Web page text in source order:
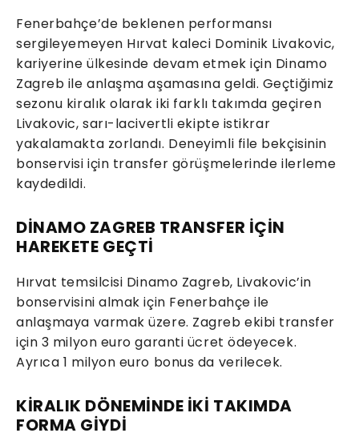
Fenerbahçe’de beklenen performansı
sergileyemeyen Hırvat kaleci Dominik Livakovic,
kariyerine ülkesinde devam etmek için Dinamo
Zagreb ile anlaşma aşamasına geldi. Geçtiğimiz
sezonu kiralık olarak iki farklı takımda geçiren
Livakovic, sarı-lacivertli ekipte istikrar
yakalamakta zorlandı. Deneyimli file bekçisinin
bonservisi için transfer görüşmelerinde ilerleme
kaydedildi.
DİNAMO ZAGREB TRANSFER İÇİN
HAREKETE GEÇTİ
Hırvat temsilcisi Dinamo Zagreb, Livakovic’in
bonservisini almak için Fenerbahçe ile
anlaşmaya varmak üzere. Zagreb ekibi transfer
için 3 milyon euro garanti ücret ödeyecek.
Ayrıca 1 milyon euro bonus da verilecek.
KİRALIK DÖNEMİNDE İKİ TAKIMDA
FORMA GİYDİ